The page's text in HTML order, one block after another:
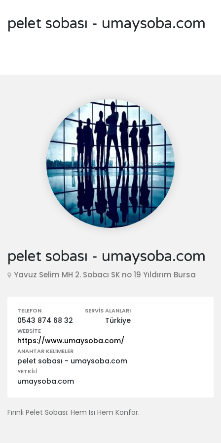
pelet sobası - umaysoba.com
pelet sobası - umaysoba.com
Yavuz Selim MH 2. Sobacı SK no 19 Yıldırım Bursa
TELEFON
0543 874 68 32
SERVIS ALANLARI
Türkiye
WEBSITE
https://www.umaysoba.com/
ANAHTAR KELIMELER
pelet sobası - umaysoba.com
YETKILI
umaysoba.com
Fırınlı Pelet Sobası: Hem Isı Hem Konfor.